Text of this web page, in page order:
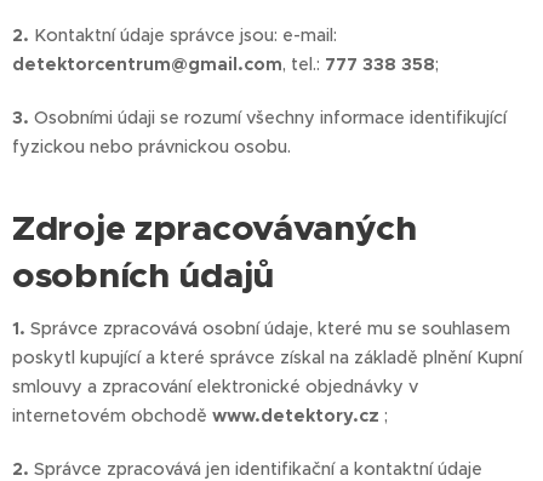
2. Kontaktní údaje správce jsou: e-mail:
detektorcentrum@gmail.com, tel.: 777 338 358;
3. Osobními údaji se rozumí všechny informace identifikující
fyzickou nebo právnickou osobu.
Zdroje zpracovávaných
osobních údajů
1. Správce zpracovává osobní údaje, které mu se souhlasem
poskytl kupující a které správce získal na základě plnění Kupní
smlouvy a zpracování elektronické objednávky v
internetovém obchodě www.detektory.cz ;
2. Správce zpracovává jen identifikační a kontaktní údaje